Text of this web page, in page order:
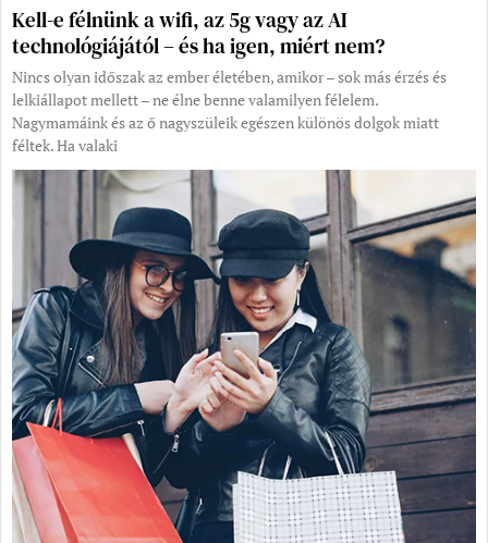
Kell-e félnünk a wifi, az 5g vagy az AI
technológiájától – és ha igen, miért nem?
Nincs olyan időszak az ember életében, amikor – sok más érzés és
lelkiállapot mellett – ne élne benne valamilyen félelem.
Nagymamáink és az ő nagyszüleik egészen különös dolgok miatt
féltek. Ha valaki